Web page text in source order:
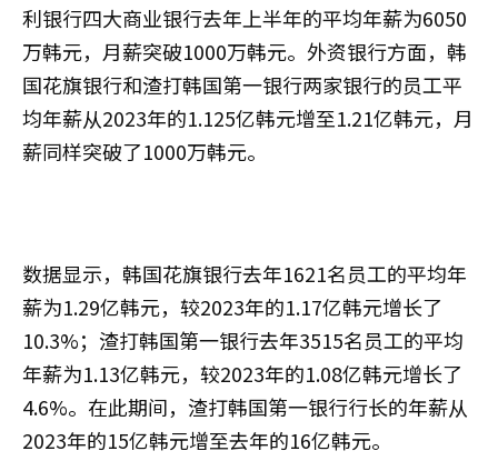
利银行四大商业银行去年上半年的平均年薪为6050
万韩元，月薪突破1000万韩元。外资银行方面，韩
国花旗银行和渣打韩国第一银行两家银行的员工平
均年薪从2023年的1.125亿韩元增至1.21亿韩元，月
薪同样突破了1000万韩元。
数据显示，韩国花旗银行去年1621名员工的平均年
薪为1.29亿韩元，较2023年的1.17亿韩元增长了
10.3%；渣打韩国第一银行去年3515名员工的平均
年薪为1.13亿韩元，较2023年的1.08亿韩元增长了
4.6%。在此期间，渣打韩国第一银行行长的年薪从
2023年的15亿韩元增至去年的16亿韩元。